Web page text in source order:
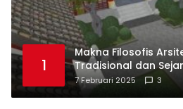
1
Makna Filosofis
Tradisional dan
Perkembangannya
7 Februari 2025 3